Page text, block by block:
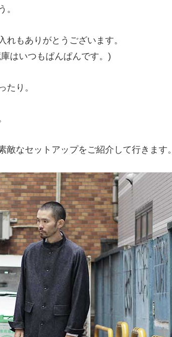
。
れもありがとうございます。
はいつもぱんぱんです。)
たり。
敵なセットアップをご紹介して行きます。